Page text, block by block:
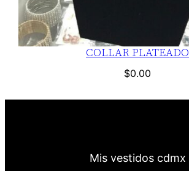
COLLAR PLATEADO
$0.00
Mis vestidos cdmx